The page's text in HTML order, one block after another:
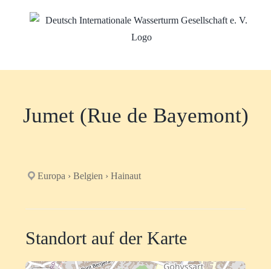
Jumet (Rue de Bayemont)
Europa › Belgien › Hainaut
Standort auf der Karte